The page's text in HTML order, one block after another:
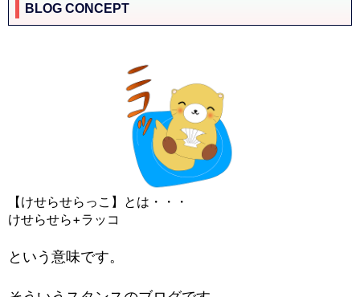
BLOG CONCEPT
【けせらせらっこ】とは・・・
けせらせら+ラッコ
という意味です。